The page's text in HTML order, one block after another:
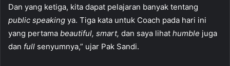
Dan yang ketiga, kita dapat pelajaran banyak tentang
public speaking ya. Tiga kata untuk Coach pada hari ini
yang pertama beautiful, smart, dan saya lihat humble juga
dan full senyumnya,” ujar Pak Sandi.